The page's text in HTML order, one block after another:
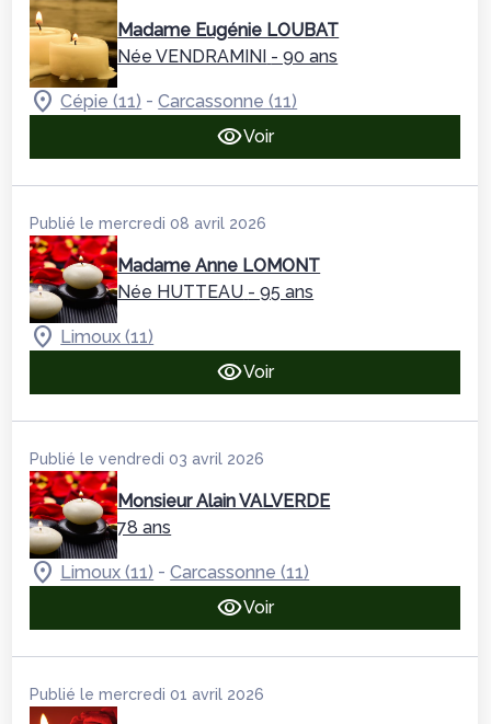
Madame Eugénie LOUBAT
Née VENDRAMINI - 90 ans
Cépie (11) -Carcassonne (11)
Voir
Publié le mercredi 08 avril 2026
Madame Anne LOMONT
Née HUTTEAU - 95 ans
Limoux (11)
Voir
Publié le vendredi 03 avril 2026
Monsieur Alain VALVERDE
78 ans
Limoux (11) -Carcassonne (11)
Voir
Publié le mercredi 01 avril 2026